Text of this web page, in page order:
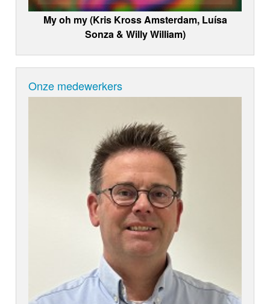
My oh my (Kris Kross Amsterdam, Luísa
Sonza & Willy William)
Onze medewerkers